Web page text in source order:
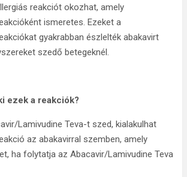
reakciót okozhat, amely
ismeretes. Ezeket a
gyakrabban észlelték abakavirt
szedő betegeknél.
ezek a reakciók?
Lamivudine Teva-t szed, kialakulhat
az abakavirral szemben, amely
ha folytatja az Abacavir/Lamivudine Teva